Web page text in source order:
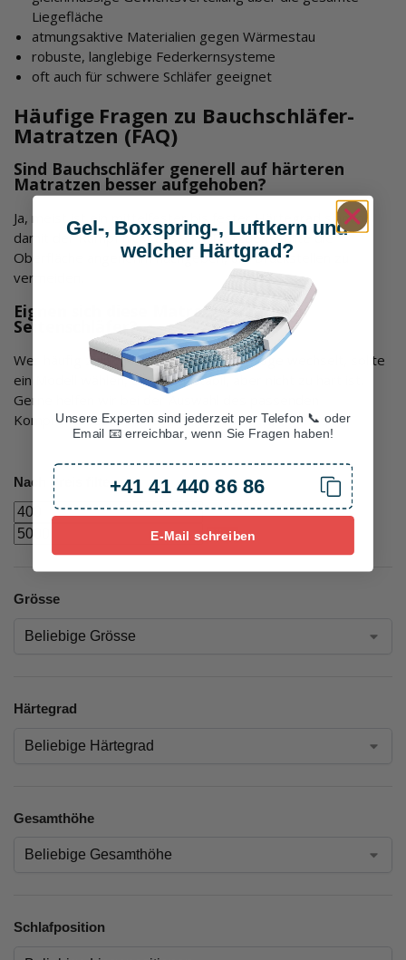
Liegefläche
atmungsaktive Materialien gegen Wärmestau
robuste, langlebige Federkernsysteme
oft auch für schwere Schläfer geeignet
Häufige Fragen zu Bauchschläfer-
Matratzen (FAQ)
Sind Bauchschläfer generell auf härteren
Matratzen besser aufgehoben?
Ja, meist ist ein mittelfester bis fester Härtegrad sinnvoll,
damit der Rumpf nicht absackt. Trotzdem sollte die
Oberfläche angenehm nachgeben, um Druckstellen zu
vermeiden.
Eignen sich diese Matratzen auch für
Seitenschläfer?
Wer häufig zwischen Bauch- und Seitenlage wechselt, sollte
ein Modell wählen, das zwar stabil, aber nicht zu hart ist.
Gerne helfen wir bei der Auswahl des passenden
Kompromisses.
Nach Preis filtern
Filter
Grösse
Härtegrad
Gesamthöhe
Schlafposition
Gel-, Boxspring-, Luftkern und
welcher Härtgrad?
Unsere Experten sind jederzeit per Telefon 📞 oder
Email 📧 erreichbar, wenn Sie Fragen haben!
+41 41 440 86 86
E-Mail schreiben